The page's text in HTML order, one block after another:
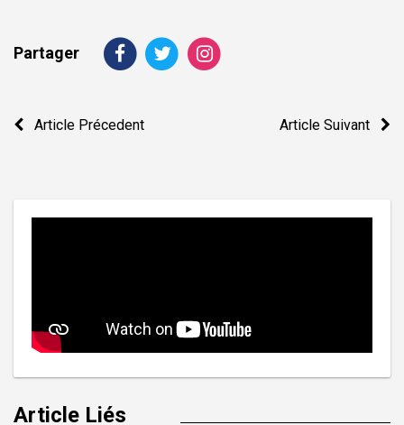
Partager
Navigation
Article Précedent Article Suivant
Article Liés